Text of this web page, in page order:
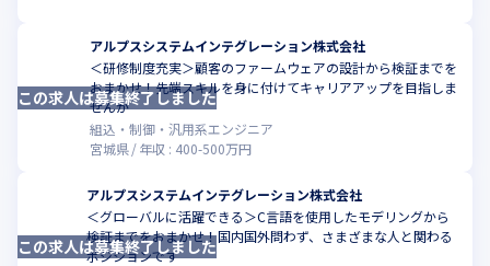
アルプスシステムインテグレーション株式会社
＜研修制度充実＞顧客のファームウェアの設計から検証までを
おまかせ！先端スキルを身に付けてキャリアアップを目指しま
せんか
組込・制御・汎用系エンジニア
宮城県
年収 : 400-500万円
この求人は募集終了しました
アルプスシステムインテグレーション株式会社
＜グローバルに活躍できる＞C言語を使用したモデリングから
検証までをおまかせ！国内国外問わず、さまざまな人と関わる
ポジションです
この求人は募集終了しました